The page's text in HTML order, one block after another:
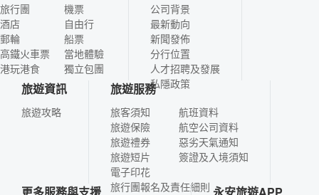
旅行團
酒店
郵輪
高鐵火車票
港玩港食
機票
自由行
船票
當地體驗
獨立包團
公司背景
最新動向
新聞發佈
分行位置
人才招聘及發展
私隱政策
旅遊資訊
旅遊攻略
旅遊服務
旅客須知
旅遊保險
旅遊禮券
旅遊短片
電子印花
航班資料
航空公司資料
惡劣天氣通知
簽證及入境須知
旅行團報名及責任細則
更多服務與支援 永安旅遊APP